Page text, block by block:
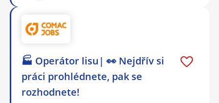
🏭 Operátor lisu| 👀 Nejdřív si
práci prohlédnete, pak se
rozhodnete!